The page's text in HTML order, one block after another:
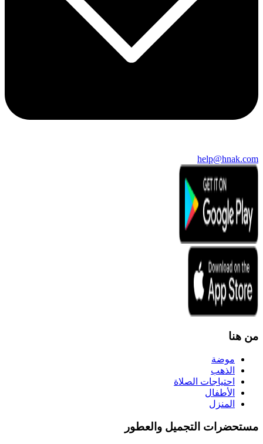
help@hnak.com
من هنا
موضة
الذهب
احتياجات الصلاة
الأطفال
المنزل
مستحضرات التجميل والعطور